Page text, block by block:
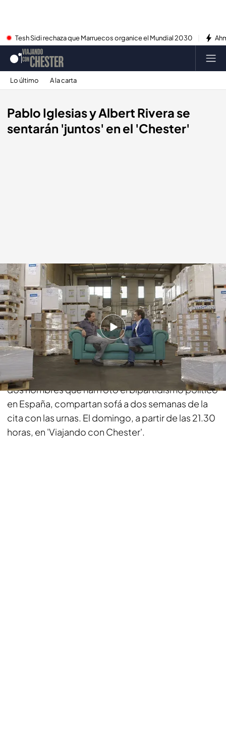
Tesh Sidi rechaza que Marruecos organice el Mundial 2030
Lo último A la carta
Pablo Iglesias y Albert Rivera se
sentarán 'juntos' en el 'Chester'
cuatro.com
08 MAY 2015 - 13:12h.
Compartir
La 'magia' del sofá más viajero de la televisión
conseguirá que Pablo Iglesias y Albert Rivera, los
dos hombres que han roto el bipartidismo político
en España, compartan sofá a dos semanas de la
cita con las urnas. El domingo, a partir de las 21.30
horas, en 'Viajando con Chester'.